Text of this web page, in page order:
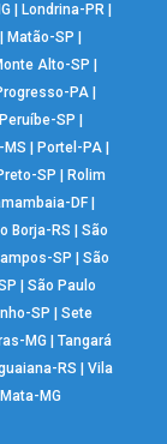
|Londrina-PR |
|Matão-SP |
Alto-SP |
PA |
Peruíbe-SP |
MS | Portel-PA|
SP | Rolim
DF |
Borja-RS | São
SP | São
| São Paulo
SP | Sete
MG |Tangará
RS | Vila
MG